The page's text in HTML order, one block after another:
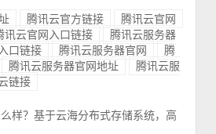
腾讯云官方链接
腾讯云官网
讯云官网入口链接
腾讯云服务器
口链接 腾讯云服务器官网
腾
腾讯云服务器官网地址
腾讯云服
链接
样？基于云海分布式存储系统，高